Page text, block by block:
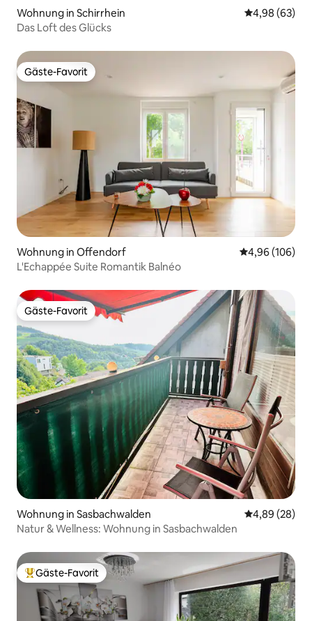
Wohnung in Schirrhein
4,98 (63)
Das Loft des Glücks
Gäste-Favorit
Gäste-Favorit
Wohnung in Offendorf
4,96 (106)
L'Echappée Suite Romantik Balnéo
Gäste-Favorit
Gäste-Favorit
Wohnung in Sasbachwalden
4,89 (28)
Natur & Wellness: Wohnung in Sasbachwalden
Beliebter Gäste-Favorit.
Gäste-Favorit